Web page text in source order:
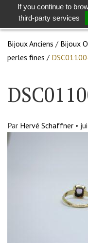
Bijoux Anciens / Bijoux
perles fines /
Par Hervé Schaffner •
If you continue to
third-party services